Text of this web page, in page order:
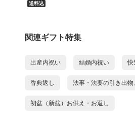
送料込
関連ギフト特集
出産内祝い 結婚内祝い 快
香典返し 法事・法要の引き出物
初盆（新盆）お供え・お返し